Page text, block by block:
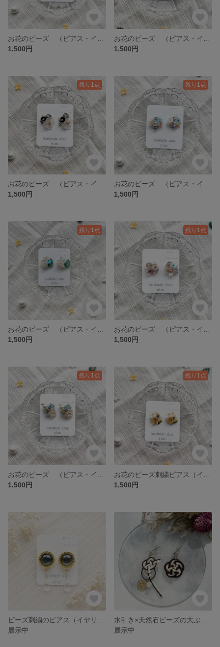
1,500円
1,500円
残り1点
1,500円
残り1点
1,500円
残り1点
1,500円
残り1点
1,500円
残り1点
1,500円
残り1点
1,500円
展示中
展示中